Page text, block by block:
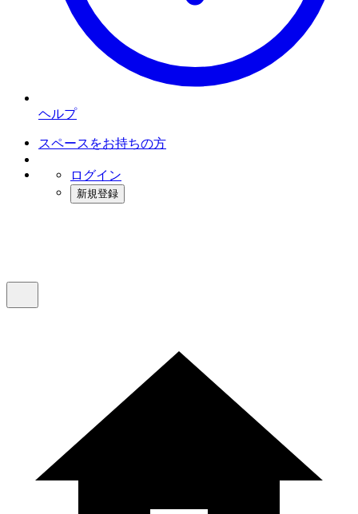
ヘルプ
スペースをお持ちの方
ログイン
新規登録